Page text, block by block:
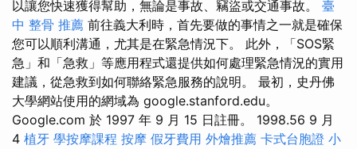
以讓您快速獲得幫助，無論是事故、竊盜或交通事故。 臺
中 整骨 推薦 前往義大利時，首先要做的事情之一就是確保
您可以順利溝通，尤其是在緊急情況下。 此外，「SOS緊
急」和「急救」等應用程式還提供如何處理緊急情況的實用
建議，從急救到如何聯絡緊急服務的說明。 最初，史丹佛
大學網站使用的網域為 google.stanford.edu。
Google.com 於 1997 年 9 月 15 日註冊。 1998.56 9 月
4 植牙 學按摩課程 按摩 假牙費用 外燴推薦 卡式台胞證 小